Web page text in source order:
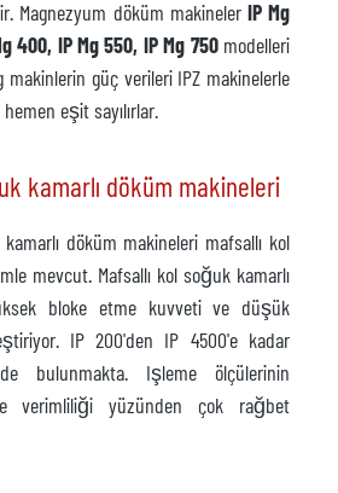
Magnezyum döküm makineler IP Mg
400, IP Mg 550, IP Mg 750modelleri
makinlerin güç verileri IPZ makinelerle
eşit sayılırlar.
kamarlı döküm makineleri
döküm makineleri mafsallı kol
mevcut. Mafsallı kol soğuk kamarlı
bloke etme kuvveti ve düşük
IP 200'den IP 4500'e kadar
bulunmakta. Işleme ölçülerinin
verimliliği yüzünden çok rağbet